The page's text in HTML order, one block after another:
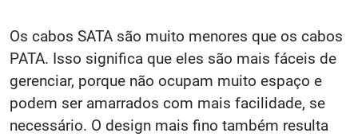
Os cabos SATA são muito menores que os cabos
PATA. Isso significa que eles são mais fáceis de
gerenciar, porque não ocupam muito espaço e
podem ser amarrados com mais facilidade, se
necessário. O design mais fino também resulta